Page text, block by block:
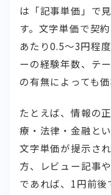
は「記事単価」で
す。文字単価で契
あたり0.5〜3円程
ーの経験年数、テ
の有無によっても
たとえば、情報の
療・法律・金融と
文字単価が提示さ
方、レビュー記事
であれば、1円前後